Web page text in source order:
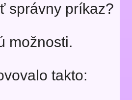
správny príkaz?
možnosti.
takto: